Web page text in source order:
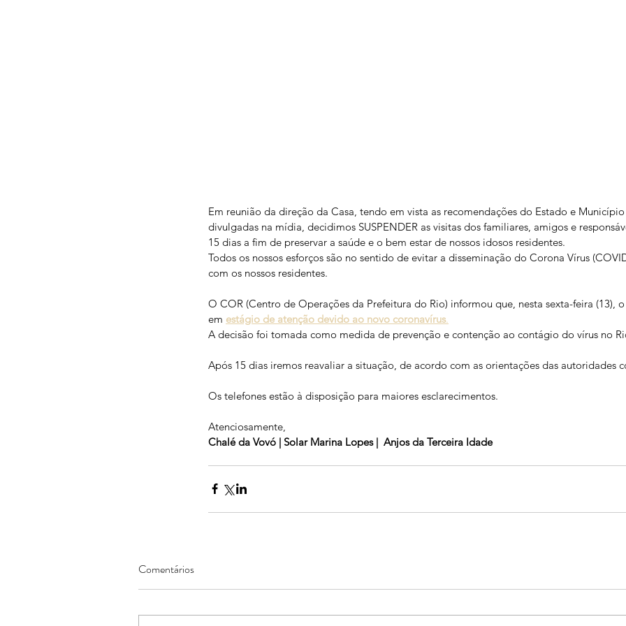
Em reunião da direção da Casa, tendo em vista as recomendações do Estado e
divulgadas na mídia, decidimos SUSPENDER as visitas dos familiares, amigos e
15 dias a fim de preservar a saúde e o bem estar de nossos idosos residentes.
Todos os nossos esforços são no sentido de evitar a disseminação do Corona Vírus
com os nossos residentes.
O COR (Centro de Operações da Prefeitura do Rio) informou que, nesta sexta-feira (13),
em estágio de atenção devido ao novo coronavírus.
A decisão foi tomada como medida de prevenção e contenção ao contágio do vírus no
Após 15 dias iremos reavaliar a situação, de acordo com as orientações das autoridades
Os telefones estão à disposição para maiores esclarecimentos.
Atenciosamente,
Chalé da Vovó | Solar Marina Lopes |  Anjos da Terceira Idade
Comentários